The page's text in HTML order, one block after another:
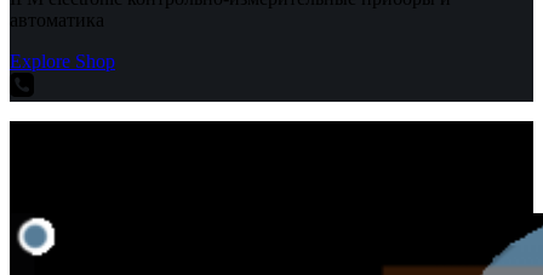
автоматика
Explore Shop